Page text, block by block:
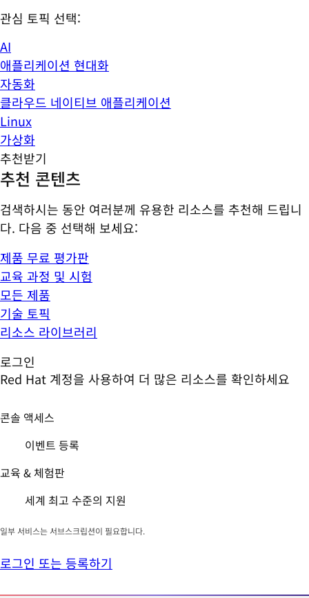
관심 토픽 선택:
AI
애플리케이션 현대화
자동화
클라우드 네이티브 애플리케이션
Linux
가상화
추천받기
추천 콘텐츠
검색하시는 동안 여러분께 유용한 리소스를 추천해 드립니
다. 다음 중 선택해 보세요:
제품 무료 평가판
교육 과정 및 시험
모든 제품
기술 토픽
리소스 라이브러리
로그인
Red Hat 계정을 사용하여 더 많은 리소스를 확인하세요
콘솔 액세스
이벤트 등록
교육 & 체험판
세계 최고 수준의 지원
일부 서비스는 서브스크립션이 필요합니다.
로그인 또는 등록하기